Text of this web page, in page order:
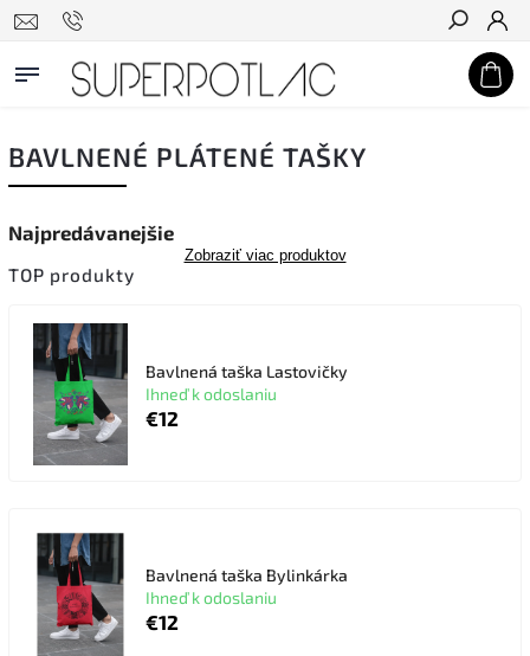
Hľadať
BAVLNENÉ PLÁTENÉ TAŠKY
Najpredávanejšie
Zobraziť viac produktov
TOP produkty
Bavlnená taška Lastovičky
Ihneď k odoslaniu
€12
Bavlnená taška Bylinkárka
Ihneď k odoslaniu
€12